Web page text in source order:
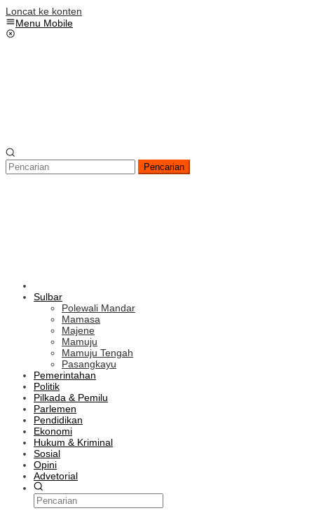
Loncat ke konten
Menu Mobile
Pencarian
Sulbar
Polewali Mandar
Mamasa
Majene
Mamuju
Mamuju Tengah
Pasangkayu
Pemerintahan
Politik
Pilkada & Pemilu
Parlemen
Pendidikan
Ekonomi
Hukum & Kriminal
Sosial
Opini
Advetorial